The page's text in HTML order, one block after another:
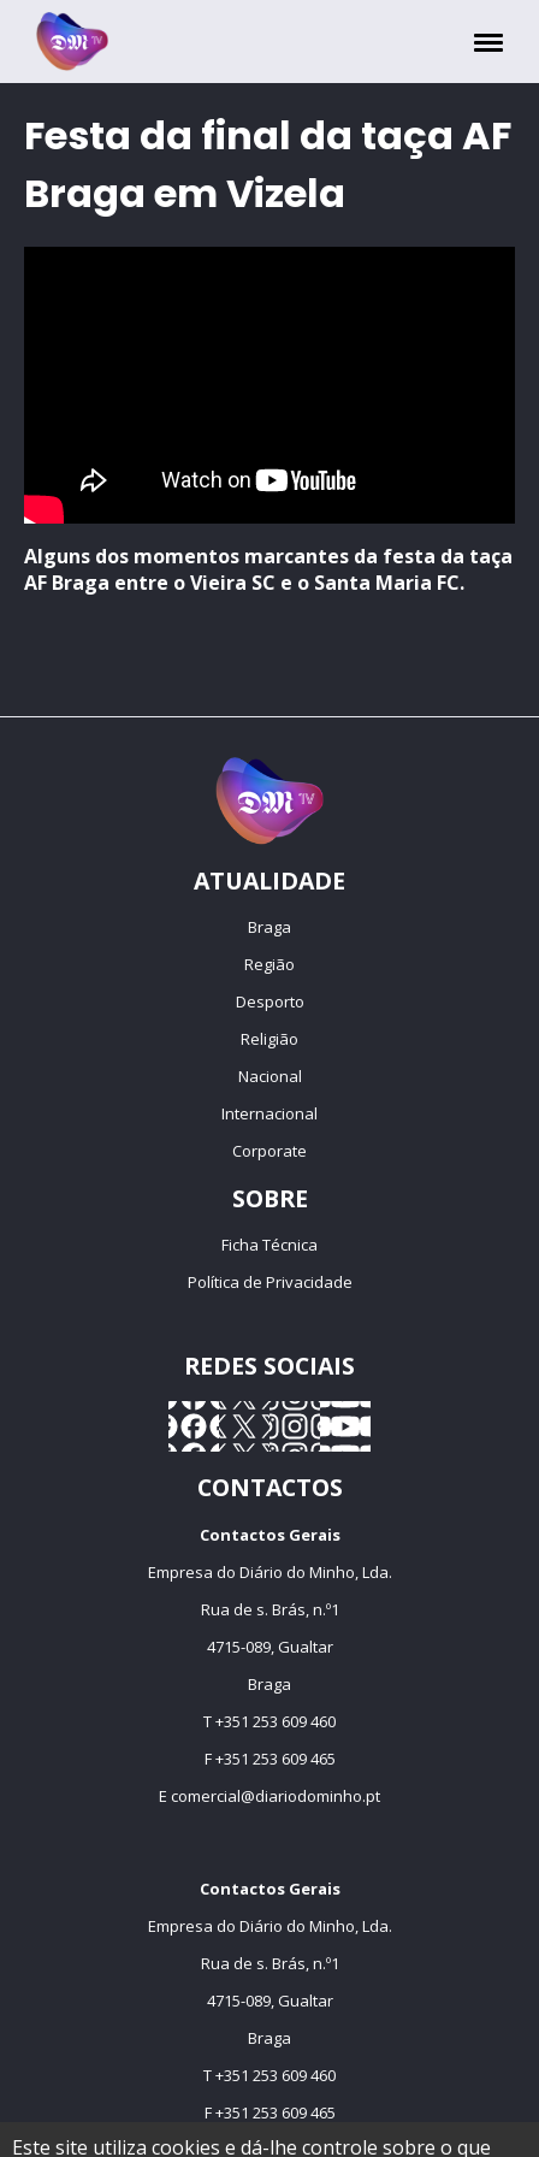
Festa da final da taça AF
Braga em Vizela
Alguns dos momentos marcantes da festa da taça
AF Braga entre o Vieira SC e o Santa Maria FC.
ATUALIDADE
Braga
Região
Desporto
Religião
Nacional
Internacional
Corporate
SOBRE
Ficha Técnica
Política de Privacidade
REDES SOCIAIS
CONTACTOS
Contactos Gerais
Empresa do Diário do Minho, Lda.
Rua de s. Brás, n.º1
4715-089, Gualtar
Braga
T +351 253 609 460
F +351 253 609 465
E comercial@diariodominho.pt
Contactos Gerais
Empresa do Diário do Minho, Lda.
Rua de s. Brás, n.º1
4715-089, Gualtar
Braga
T +351 253 609 460
F +351 253 609 465
Ecomercial@dmtv.pt
Painel de Gerenciamento de Cookies
Este site utiliza cookies e dá-lhe controle sobre o que